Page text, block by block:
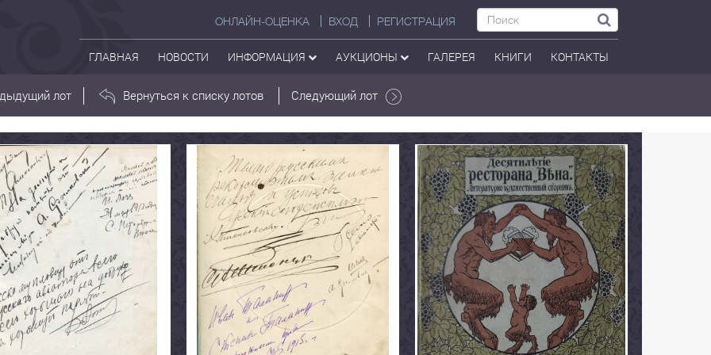
ОНЛАЙН-ОЦЕНКА ВХОД РЕГИСТРАЦИЯ
ГЛАВНАЯ НОВОСТИ ИНФОРМАЦИЯ АУКЦИОНЫ ГАЛЕРЕЯ КНИГИ КОНТАКТЫ
лот Вернуться к списку лотов Следующий лот